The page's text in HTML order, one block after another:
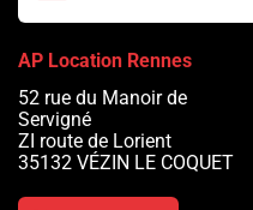
AP Location Rennes
52 rue du Manoir de
Servigné
ZI route de Lorient
35132 VÉZIN LE COQUET